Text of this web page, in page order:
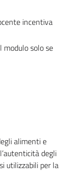
incentiva
modulo solo se
alimenti e
degli
utilizzabili per la